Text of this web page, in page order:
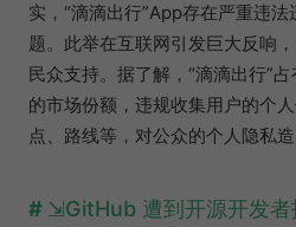
实，“滴滴出行”App存在严重违
题。此举在互联网引发巨大反响
民众支持。据了解，“滴滴出行”
的市场份额，违规收集用户的个
点、路线等，对公众的个人隐私造
GitHub 遭到开源开发